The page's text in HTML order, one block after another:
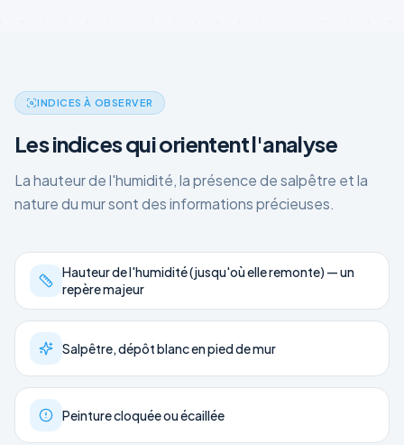
INDICES À OBSERVER
Les indices qui orientent l'analyse
La hauteur de l'humidité, la présence de salpêtre et la
nature du mur sont des informations précieuses.
Hauteur de l'humidité (jusqu'où elle remonte) — un
repère majeur
Salpêtre, dépôt blanc en pied de mur
Peinture cloquée ou écaillée